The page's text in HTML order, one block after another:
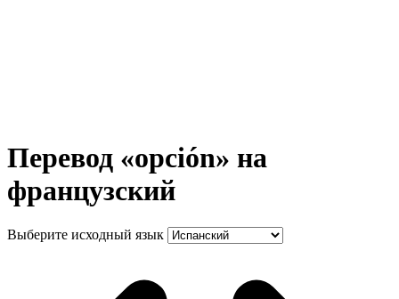
Перевод «opción» на
французский
Выберите исходный язык